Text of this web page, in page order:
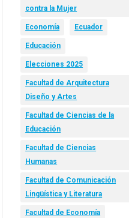
contra la Mujer
Economía Ecuador
Educación
Elecciones 2025
Facultad de Arquitectura
Diseño y Artes
Facultad de Ciencias de la
Educación
Facultad de Ciencias
Humanas
Facultad de Comunicación
Lingüística y Literatura
Facultad de Economía